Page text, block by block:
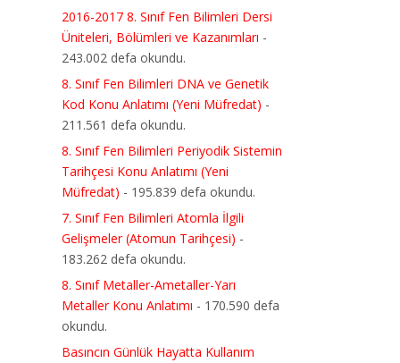
2016-2017 8. Sınıf Fen Bilimleri Dersi
Üniteleri, Bölümleri ve Kazanımları -
243.002 defa okundu.
8. Sınıf Fen Bilimleri DNA ve Genetik
Kod Konu Anlatımı (Yeni Müfredat) -
211.561 defa okundu.
8. Sınıf Fen Bilimleri Periyodik Sistemin
Tarihçesi Konu Anlatımı (Yeni
Müfredat) - 195.839 defa okundu.
7. Sınıf Fen Bilimleri Atomla İlgili
Gelişmeler (Atomun Tarihçesi) -
183.262 defa okundu.
8. Sınıf Metaller-Ametaller-Yarı
Metaller Konu Anlatımı - 170.590 defa
okundu.
Basıncın Günlük Hayatta Kullanım